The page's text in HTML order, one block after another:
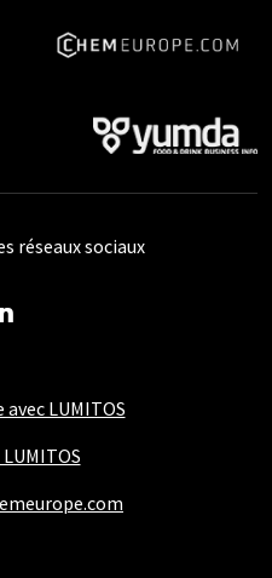
LUMITOS
réseaux sociaux